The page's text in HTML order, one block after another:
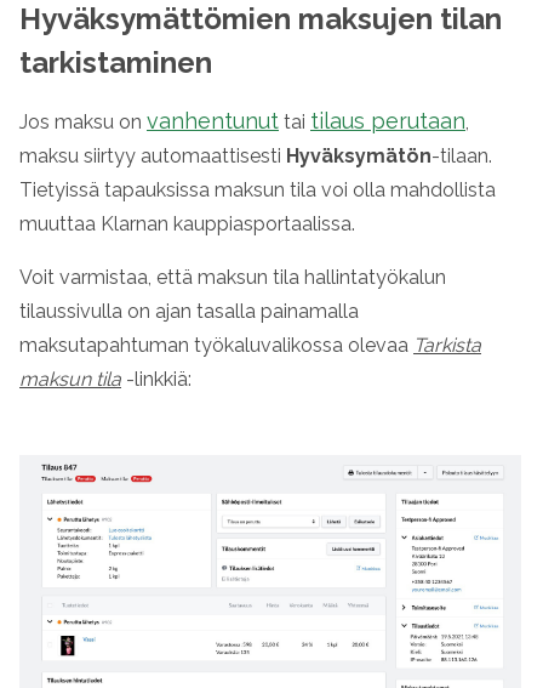
Hyväksymättömien maksujen tilan
tarkistaminen
Jos maksu on vanhentunut tai tilaus perutaan,
maksu siirtyy automaattisesti Hyväksymätön-tilaan.
Tietyissä tapauksissa maksun tila voi olla mahdollista
muuttaa Klarnan kauppiasportaalissa.
Voit varmistaa, että maksun tila hallintatyökalun
tilaussivulla on ajan tasalla painamalla
maksutapahtuman työkaluvalikossa olevaa Tarkista
maksun tila -linkkiä: